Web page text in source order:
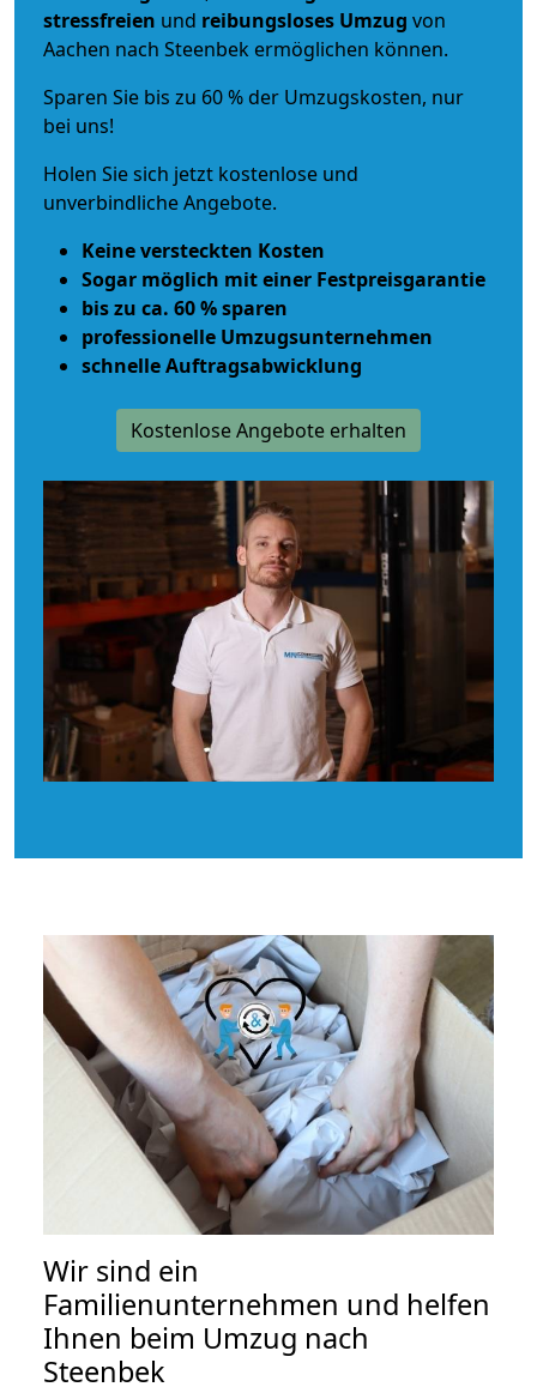
stressfreien und reibungsloses Umzug von
Aachen nach Steenbek ermöglichen können.
Sparen Sie bis zu 60 % der Umzugskosten, nur
bei uns!
Holen Sie sich jetzt kostenlose und
unverbindliche Angebote.
Keine versteckten Kosten
Sogar möglich mit einer Festpreisgarantie
bis zu ca. 60 % sparen
professionelle Umzugsunternehmen
schnelle Auftragsabwicklung
Kostenlose Angebote erhalten
Wir sind ein
Familienunternehmen und helfen
Ihnen beim Umzug nach
Steenbek